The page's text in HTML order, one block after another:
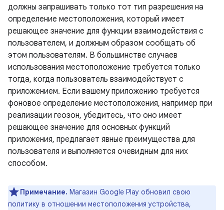
должны запрашивать только тот тип разрешения на
определение местоположения, который имеет
решающее значение для функции взаимодействия с
пользователем, и должным образом сообщать об
этом пользователям. В большинстве случаев
использования местоположение требуется только
тогда, когда пользователь взаимодействует с
приложением. Если вашему приложению требуется
фоновое определение местоположения, например при
реализации геозон, убедитесь, что оно имеет
решающее значение для основных функций
приложения, предлагает явные преимущества для
пользователя и выполняется очевидным для них
способом.
Примечание. Магазин Google Play обновил свою
политику в отношении местоположения устройства,